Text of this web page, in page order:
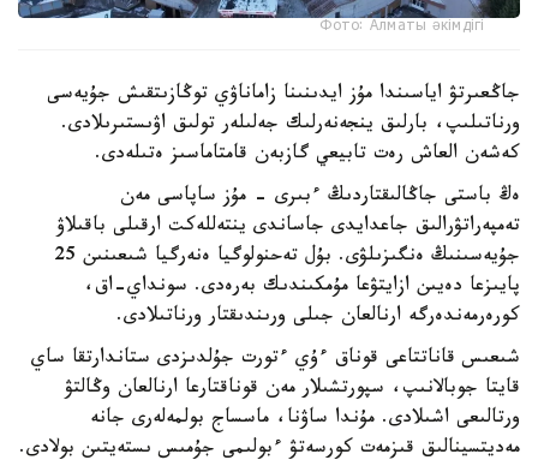
Фото: Алматы әкімдігі
جاڭعىرتۋ اياسىندا مۇز ايدىنىنا زاماناۋي توڭازىتقىش جۇيەسى
ورناتىلىپ، بارلىق ينجەنەرلىك جەلىلەر تولىق اۋىستىرىلادى.
كەشەن العاش رەت تابيعي گازبەن قامتاماسىز ەتىلەدى.
ەڭ باستى جاڭالىقتاردىڭ ءبىرى - مۇز ساپاسى مەن
تەمپەراتۋرالىق جاعدايدى جاساندى ينتەللەكت ارقىلى باقىلاۋ
جۇيەسىنىڭ ەنگىزىلۋى. بۇل تەحنولوگيا ەنەرگيا شىعىنىن 25
پايىزعا دەيىن ازايتۋعا مۇمكىندىك بەرەدى. سونداي-اق،
كورەرمەندەرگە ارنالعان جىلى ورىندىقتار ورناتىلادى.
شىعىس قاناتتاعى قوناق ءۇي ءتورت جۇلدىزدى ستاندارتقا ساي
قايتا جوبالانىپ، سپورتشىلار مەن قوناقتارعا ارنالعان وڭالتۋ
ورتالىعى اشىلادى. مۇندا ساۋنا، ماسساج بولمەلەرى جانە
مەديتسينالىق قىزمەت كورسەتۋ ءبولىمى جۇمىس ىستەيتىن بولادى.